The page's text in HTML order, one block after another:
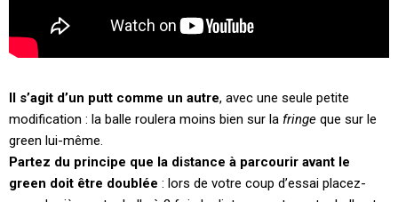
Il s’agit d’un putt comme un autre, avec une seule petite
modification : la balle roulera moins bien sur la fringe que sur le
green lui-même.
Partez du principe que la distance à parcourir avant le
green doit être doublée : lors de votre coup d’essai placez-